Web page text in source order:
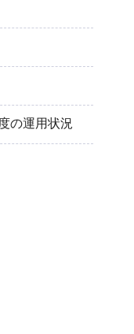
の運用状況